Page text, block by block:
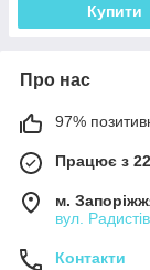
Купити
Про нас
97%
Працює з
м.
вул.
Контакти